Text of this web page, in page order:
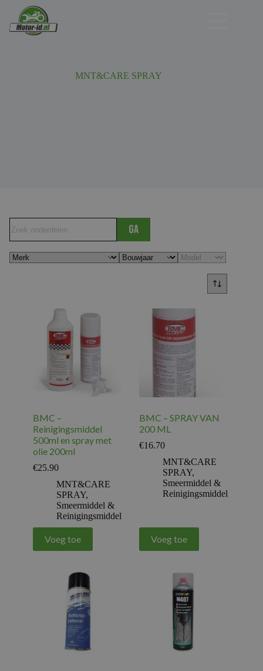
MNT&CARE SPRAY
Ga
BMC –
Reinigingsmiddel
500ml en spray met
olie 200ml
€25.90
MNT&CARE
SPRAY,
Smeermiddel &
Reinigingsmiddel
Voeg toe
BMC – SPRAY VAN
200 ML
€16.70
MNT&CARE
SPRAY,
Smeermiddel &
Reinigingsmiddel
Voeg toe